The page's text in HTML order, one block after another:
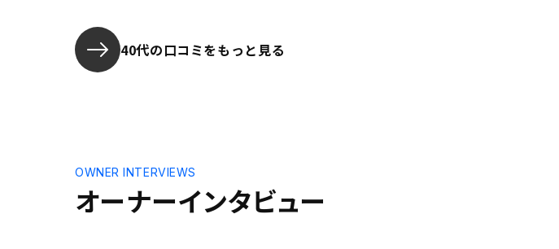
40代の口コミをもっと見る
オーナーインタビュー
OWNER INTERVIEWS